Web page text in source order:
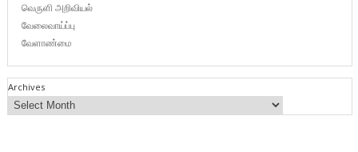
வெருளி அறிவியல்
வேலைவாய்ப்பு
வேளாண்மை
Archives